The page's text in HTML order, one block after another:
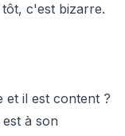
c'est bizarre.
et il est content ?
à son